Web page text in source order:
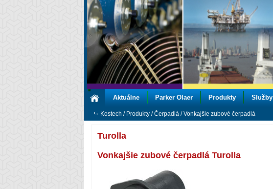
Aktuálne Parker Olaer Produkty Služby
Kostech / Produkty /Čerpadlá /Vonkajšie zubové čerpadlá
Turolla
Vonkajšie zubové čerpadlá Turolla